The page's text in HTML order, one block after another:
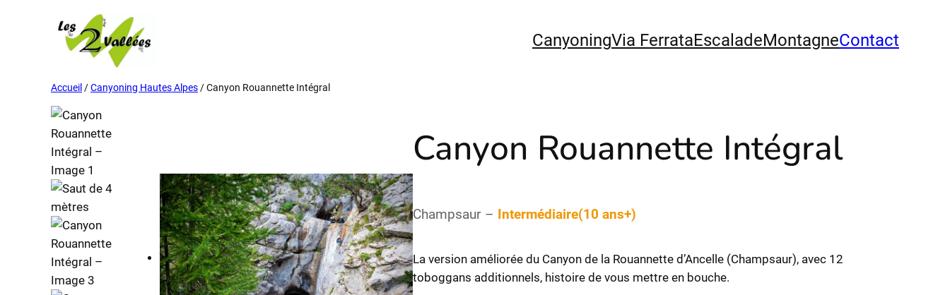
CanyoningVia FerrataEscaladeMontagneContact
Accueil /Canyoning Hautes Alpes/ Canyon Rouannette Intégral
Canyon Rouannette Intégral
Champsaur – Intermédiaire(10 ans+)
La version améliorée du Canyon de la Rouannette d’Ancelle (Champsaur), avec 12
toboggans additionnels, histoire de vous mettre en bouche.